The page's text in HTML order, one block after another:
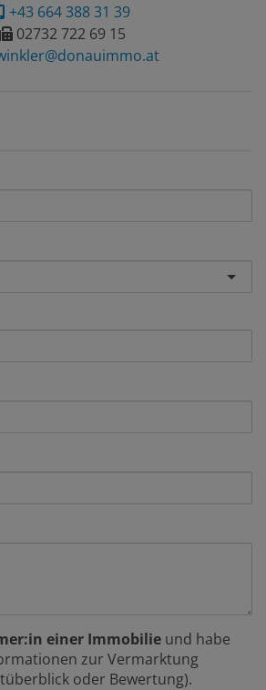
+43 664 388 31 39
02732 722 69 15
einer Immobilie und habe
zur Vermarktung
oder Bewertung).